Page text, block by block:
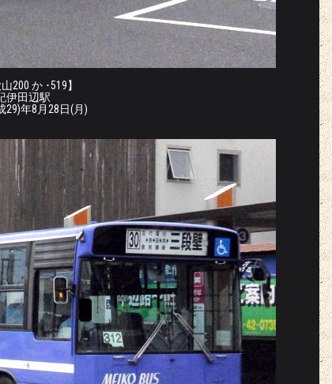
200 か ･519】
伊田辺駅
29)年8月28日(月)